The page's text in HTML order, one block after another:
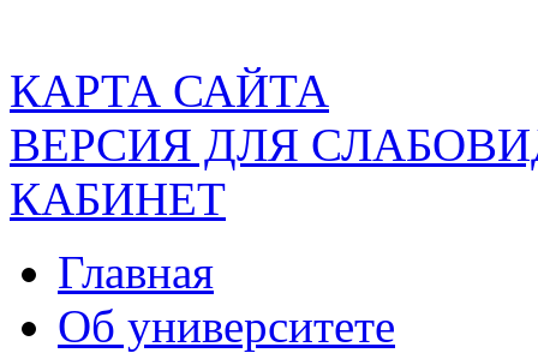
КАРТА САЙТА
ВЕРСИЯ ДЛЯ
КАБИНЕТ
Главная
Об университете